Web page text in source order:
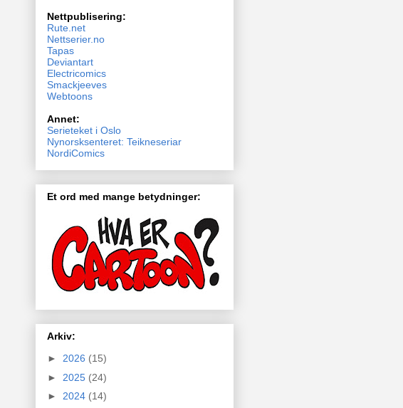
Nettpublisering:
Rute.net
Nettserier.no
Tapas
Deviantart
Electricomics
Smackjeeves
Webtoons
Annet:
Serieteket i Oslo
Nynorsksenteret: Teikneseriar
NordiComics
Et ord med mange betydninger:
Arkiv:
► 2026 (15)
► 2025 (24)
► 2024 (14)